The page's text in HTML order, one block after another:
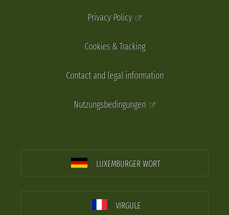
Privacy Policy
Cookies & Tracking
Contact and legal information
Nutzungsbedingungen
LUXEMBURGER WORT
VIRGULE